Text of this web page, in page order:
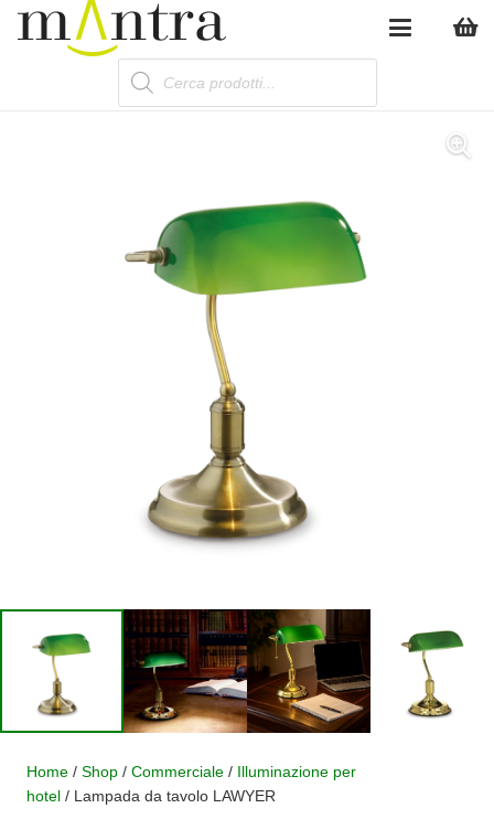
Products
search
Home / Shop / Commerciale / Illuminazione per
hotel / Lampada da tavolo LAWYER